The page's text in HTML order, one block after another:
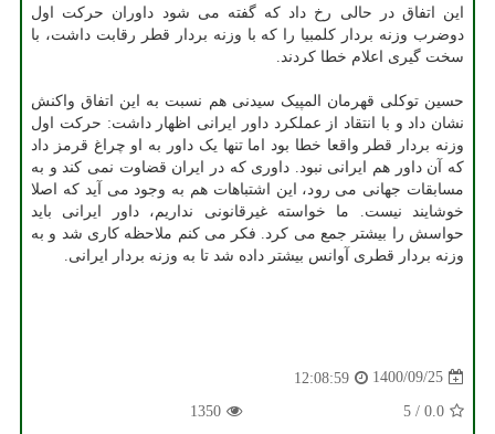
این اتفاق در حالی رخ داد که گفته می شود داوران حرکت اول
دوضرب وزنه بردار کلمبیا را که با وزنه بردار قطر رقابت داشت، با
سخت گیری اعلام خطا کردند.
حسین توکلی قهرمان المپیک سیدنی هم نسبت به این اتفاق واکنش
نشان داد و با انتقاد از عملکرد داور ایرانی اظهار داشت: حرکت اول
وزنه بردار قطر واقعا خطا بود اما تنها یک داور به او چراغ قرمز داد
که آن داور هم ایرانی نبود. داوری که در ایران قضاوت نمی کند و به
مسابقات جهانی می رود، این اشتباهات هم به وجود می آید که اصلا
خوشایند نیست. ما خواسته غیرقانونی نداریم، داور ایرانی باید
حواسش را بیشتر جمع می کرد. فکر می کنم ملاحظه کاری شد و به
وزنه بردار قطری آوانس بیشتر داده شد تا به وزنه بردار ایرانی.
1400/09/25
12:08:59
0.0
/
5
1350